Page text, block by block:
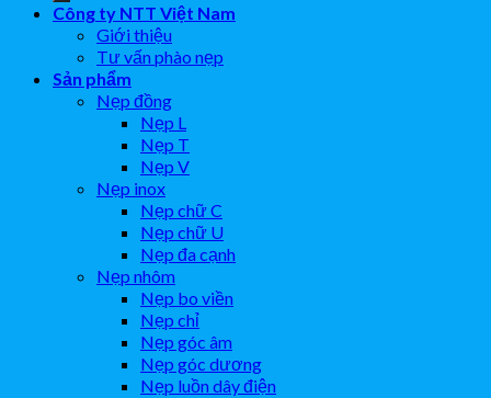
Công ty NTT Việt Nam
Giới thiệu
Tư vấn phào nẹp
Sản phẩm
Nẹp đồng
Nẹp L
Nẹp T
Nẹp V
Nẹp inox
Nẹp chữ C
Nẹp chữ U
Nẹp đa cạnh
Nẹp nhôm
Nẹp bo viền
Nẹp chỉ
Nẹp góc âm
Nẹp góc dương
Nẹp luồn dây điện